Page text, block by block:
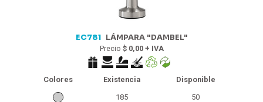
EC781 LÁMPARA "DAMBEL"
Precio $ 0,00 + IVA
Colores Existencia
Disponible
185
50